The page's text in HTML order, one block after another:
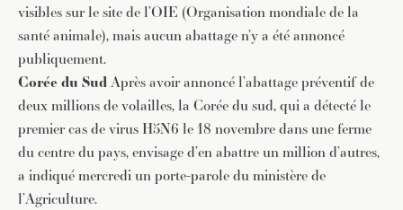
visibles sur le site de l’OIE (Organisation mondiale de la
santé animale), mais aucun abattage n’y a été annoncé
publiquement.
Corée du SudAprès avoir annoncé l’abattage préventif de
deux millions de volailles, la Corée du sud, qui a détecté le
premier cas de virus H5N6 le 18 novembre dans une ferme
du centre du pays, envisage d’en abattre un million d’autres,
a indiqué mercredi un porte-parole du ministère de
l’Agriculture.